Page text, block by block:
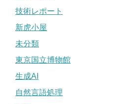
技術レポート
新虎小屋
未分類
東京国立博物館
生成AI
自然言語処理